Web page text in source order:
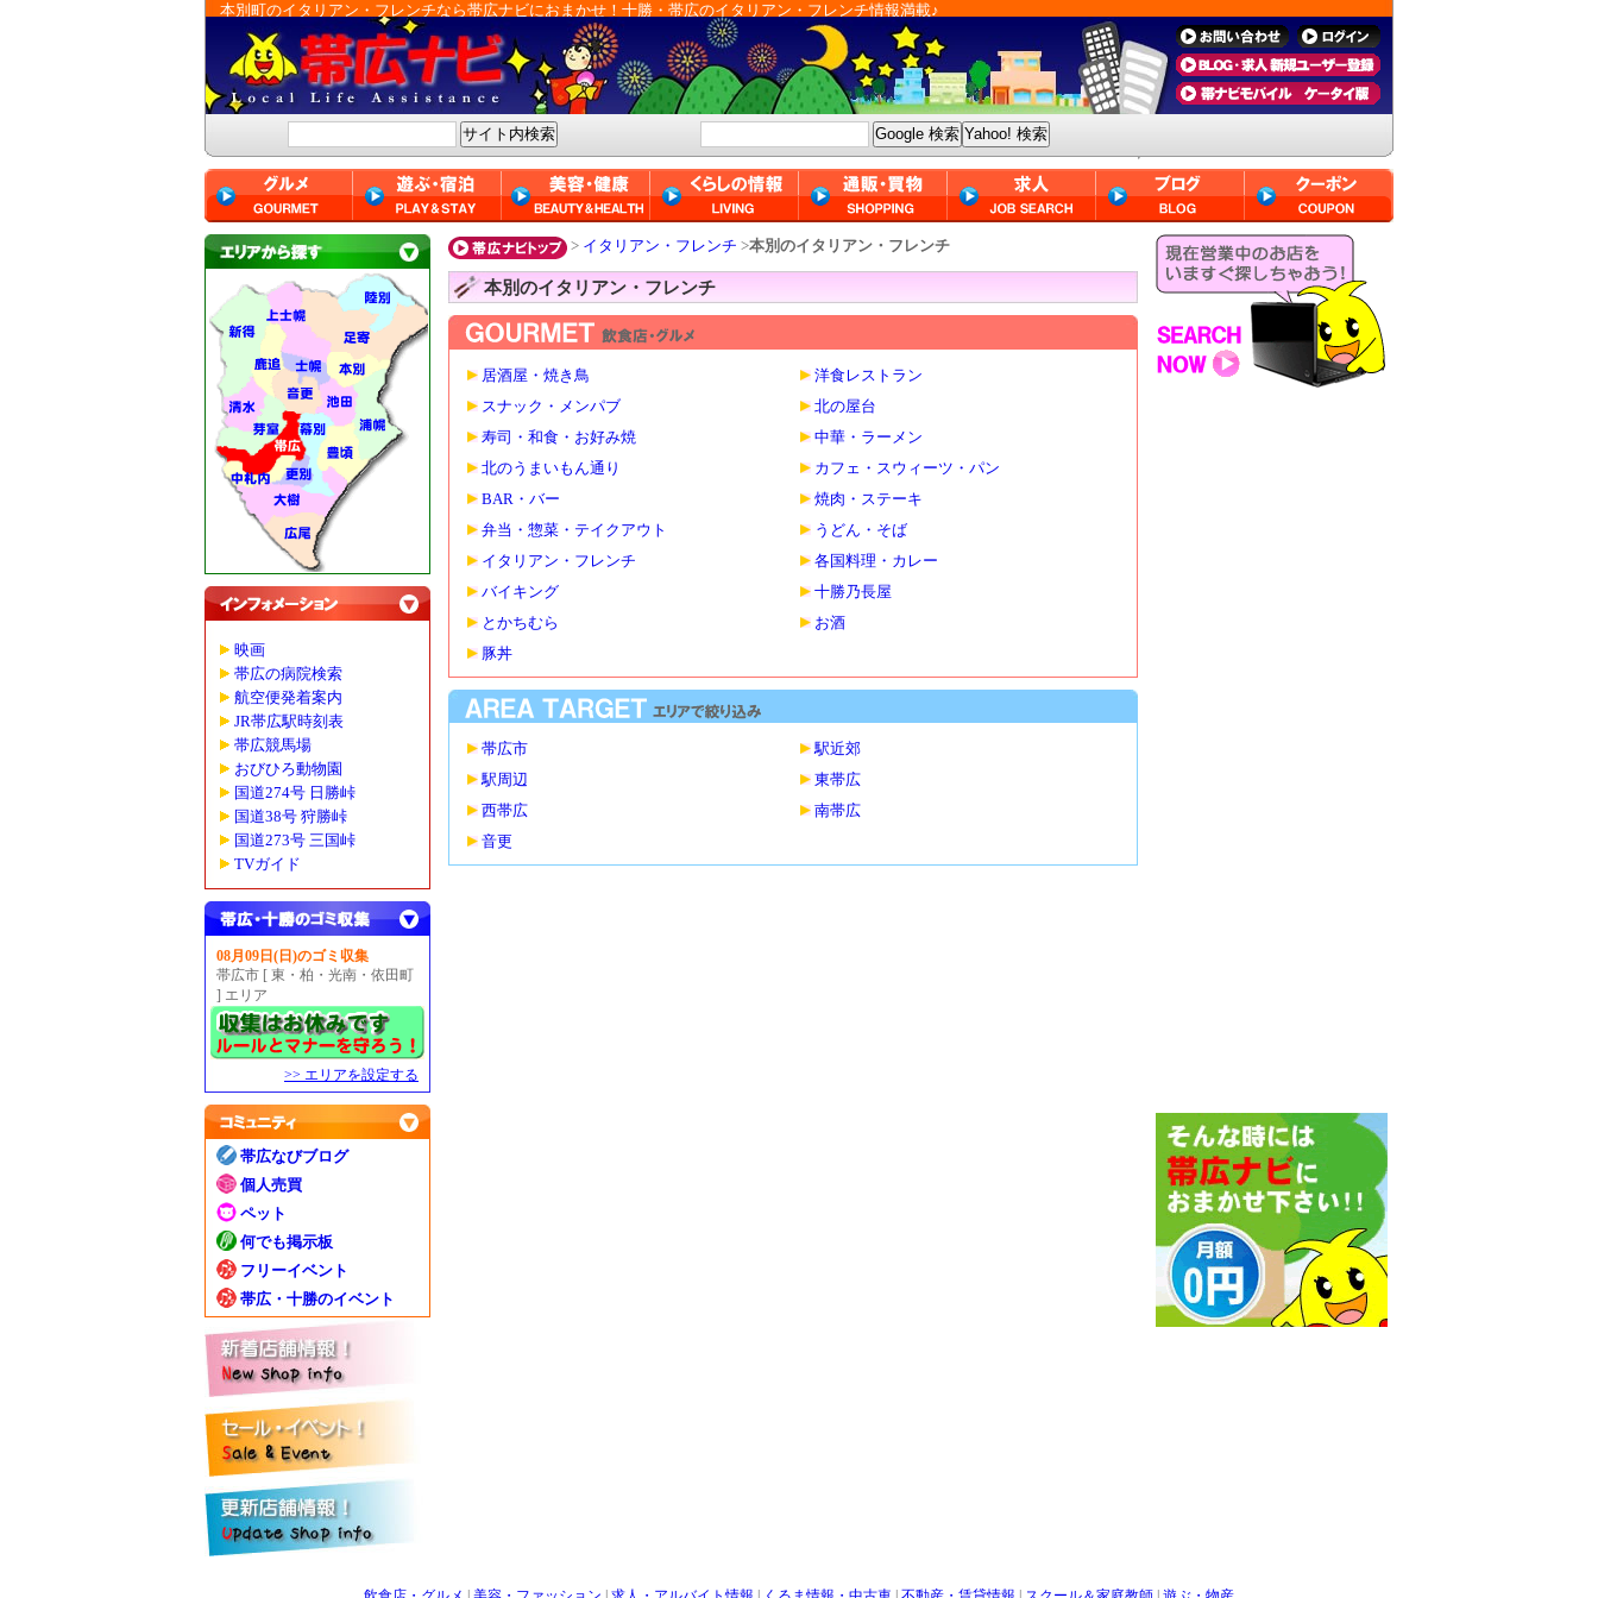
本別町のイタリアン・フレンチなら帯広ナビにおまかせ！十勝・帯広のイタリアン・フレンチ情報満載♪
映画
帯広の病院検索
航空便発着案内
JR帯広駅時刻表
帯広競馬場
おびひろ動物園
国道274号 日勝峠
国道38号 狩勝峠
国道273号 三国峠
TVガイド
08月09日(日)のゴミ収集
帯広市 [ 東・柏・光南・依田町
] エリア
>> エリアを設定する
帯広なびブログ
個人売買
ペット
何でも掲示板
フリーイベント
帯広・十勝のイベント
> イタリアン・フレンチ >本別のイタリアン・フレンチ
本別のイタリアン・フレンチ
居酒屋・焼き鳥
洋食レストラン
スナック・メンパブ
北の屋台
寿司・和食・お好み焼
中華・ラーメン
北のうまいもん通り
カフェ・スウィーツ・パン
BAR・バー
焼肉・ステーキ
弁当・惣菜・テイクアウト
うどん・そば
イタリアン・フレンチ
各国料理・カレー
バイキング
十勝乃長屋
とかちむら
お酒
豚丼
帯広市
駅近郊
駅周辺
東帯広
西帯広
南帯広
音更